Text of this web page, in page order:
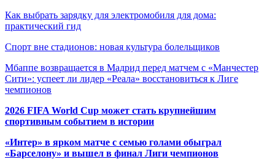
Как выбрать зарядку для электромобиля для дома:
практический гид
Спорт вне стадионов: новая культура болельщиков
Мбаппе возвращается в Мадрид перед матчем с «Манчестер
Сити»: успеет ли лидер «Реала» восстановиться к Лиге
чемпионов
2026 FIFA World Cup может стать крупнейшим
спортивным событием в истории
«Интер» в ярком матче с семью голами обыграл
«Барселону» и вышел в финал Лиги чемпионов